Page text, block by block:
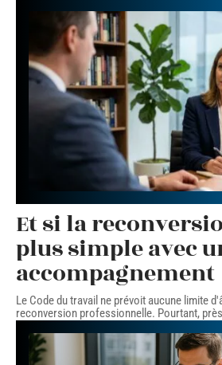
Et si la
plus simple avec
accompagnement
Le Code du travail ne prévoit aucune limite
reconversion professionnelle. Pourtant, près